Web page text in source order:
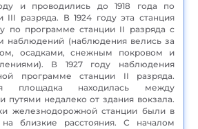
и проводились до 1918 года по
III разряда. В 1924 году эта станция
по программе станции II разряда с
(наблюдения велись за
осадками, снежным покровом и
В 1927 году наблюдения
программе станции II разряда.
площадка находилась между
недалеко от здания вокзала.
железнодорожной станции были в
на близкие расстояния. С началом